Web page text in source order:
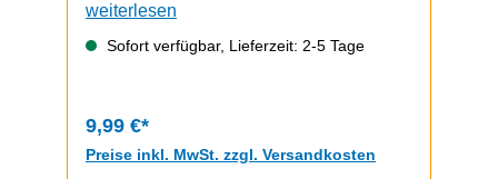
Unterseite schnell und einfach
durchzuführen.Video zum Griptape-
weiterlesen
Sofort verfügbar, Lieferzeit: 2-5 Tage
9,99 €*
Preise inkl. MwSt. zzgl. Versandkosten